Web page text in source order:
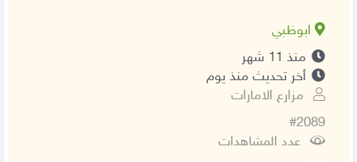
ابوظبي
منذ 11 شهر
أخر تحديث منذ يوم
مزارع الامارات
#2089
عدد المشاهدات